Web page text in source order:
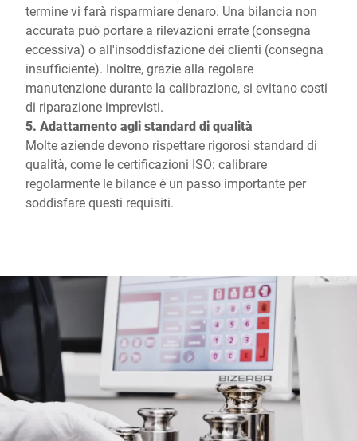
termine vi farà risparmiare denaro. Una bilancia non
accurata può portare a rilevazioni errate (consegna
eccessiva) o all'insoddisfazione dei clienti (consegna
insufficiente). Inoltre, grazie alla regolare
manutenzione durante la calibrazione, si evitano costi
di riparazione imprevisti.
5. Adattamento agli standard di qualità
Molte aziende devono rispettare rigorosi standard di
qualità, come le certificazioni ISO: calibrare
regolarmente le bilance è un passo importante per
soddisfare questi requisiti.